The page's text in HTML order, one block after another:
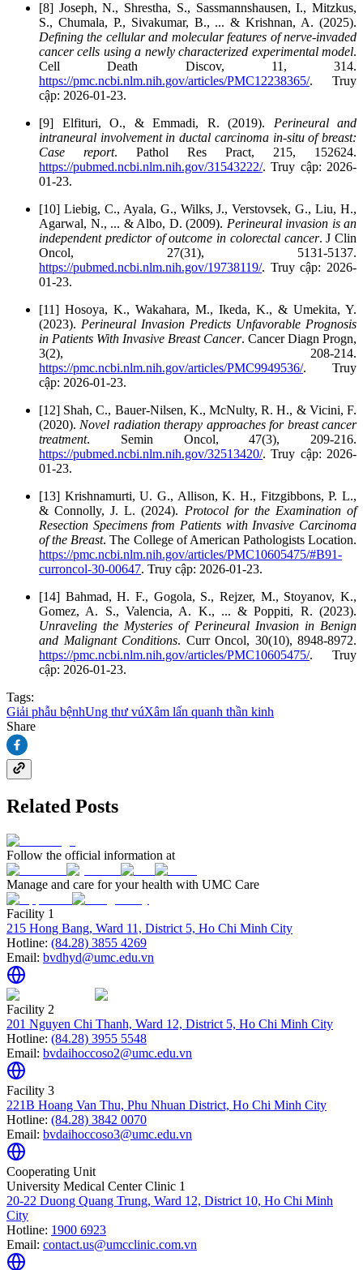
[8] Joseph, N., Shrestha, S., Sassmannshausen, I., Mitzkus,
S., Chumala, P., Sivakumar, B., ... & Krishnan, A. (2025).
Defining the cellular and molecular features of nerve-invaded
cancer cells using a newly characterized experimental model.
Cell Death Discov, 11, 314.
https://pmc.ncbi.nlm.nih.gov/articles/PMC12238365/. Truy
cập: 2026-01-23.
[9] Elfituri, O., & Emmadi, R. (2019). Perineural and
intraneural involvement in ductal carcinoma in-situ of breast:
Case report. Pathol Res Pract, 215, 152624.
https://pubmed.ncbi.nlm.nih.gov/31543222/. Truy cập: 2026-
01-23.
[10] Liebig, C., Ayala, G., Wilks, J., Verstovsek, G., Liu, H.,
Agarwal, N., ... & Albo, D. (2009). Perineural invasion is an
independent predictor of outcome in colorectal cancer. J Clin
Oncol, 27(31), 5131-5137.
https://pubmed.ncbi.nlm.nih.gov/19738119/. Truy cập: 2026-
01-23.
[11] Hosoya, K., Wakahara, M., Ikeda, K., & Umekita, Y.
(2023). Perineural Invasion Predicts Unfavorable Prognosis
in Patients With Invasive Breast Cancer. Cancer Diagn Progn,
3(2), 208-214.
https://pmc.ncbi.nlm.nih.gov/articles/PMC9949536/. Truy
cập: 2026-01-23.
[12] Shah, C., Bauer-Nilsen, K., McNulty, R. H., & Vicini, F.
(2020). Novel radiation therapy approaches for breast cancer
treatment. Semin Oncol, 47(3), 209-216.
https://pubmed.ncbi.nlm.nih.gov/32513420/. Truy cập: 2026-
01-23.
[13] Krishnamurti, U. G., Allison, K. H., Fitzgibbons, P. L.,
& Connolly, J. L. (2024). Protocol for the Examination of
Resection Specimens from Patients with Invasive Carcinoma
of the Breast. The College of American Pathologists Location.
https://pmc.ncbi.nlm.nih.gov/articles/PMC10605475/#B91-
curroncol-30-00647. Truy cập: 2026-01-23.
[14] Bahmad, H. F., Gogola, S., Rejzer, M., Stoyanov, K.,
Gomez, A. S., Valencia, A. K., ... & Poppiti, R. (2023).
Unraveling the Mysteries of Perineural Invasion in Benign
and Malignant Conditions. Curr Oncol, 30(10), 8948-8972.
https://pmc.ncbi.nlm.nih.gov/articles/PMC10605475/. Truy
cập: 2026-01-23.
Tags:
Giải phẫu bệnhUng thư vúXâm lấn quanh thần kinh
Share
Related Posts
Follow the official information at
Manage and care for your health with UMC Care
Facility 1
215 Hong Bang, Ward 11, District 5, Ho Chi Minh City
Hotline: (84.28) 3855 4269
Email: bvdhyd@umc.edu.vn
Facility 2
201 Nguyen Chi Thanh, Ward 12, District 5, Ho Chi Minh City
Hotline: (84.28) 3955 5548
Email: bvdaihoccoso2@umc.edu.vn
Facility 3
221B Hoang Van Thu, Phu Nhuan District, Ho Chi Minh City
Hotline: (84.28) 3842 0070
Email: bvdaihoccoso3@umc.edu.vn
Cooperating Unit
University Medical Center Clinic 1
20-22 Duong Quang Trung, Ward 12, District 10, Ho Chi Minh
City
Hotline: 1900 6923
Email: contact.us@umcclinic.com.vn